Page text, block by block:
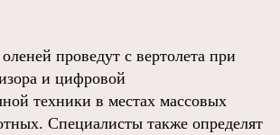
проведут с вертолета при
и цифровой
техники в местах массовых
Специалисты также определят